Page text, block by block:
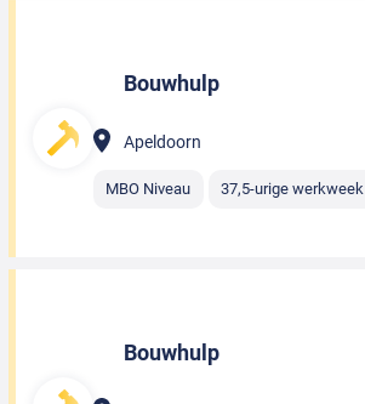
Bouwhulp
Apeldoorn
MBO Niveau 37,5-urige werkweek
Bouwhulp